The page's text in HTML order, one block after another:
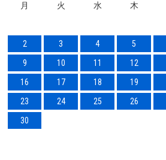
月 火 水 木
2
3 4 5
9
10 11 12
16
17 18 19
23
24 25 26
30